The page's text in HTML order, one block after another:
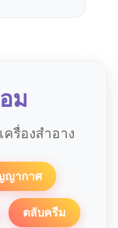
ม
รื่องสำอาง
ญากาศ
ตลับครีม